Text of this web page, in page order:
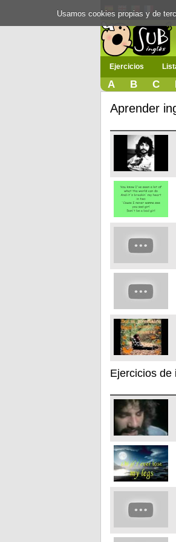
Ejercicios
A B C
Aprender
Ejercicios de
Usamos cookies propias y de